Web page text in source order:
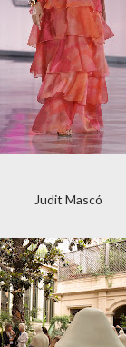
Judit Mascó